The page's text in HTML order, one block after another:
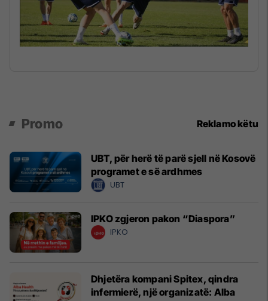
Promo Reklamo këtu
UBT, për herë të parë sjell në Kosovë
programet e së ardhmes
UBT
IPKO zgjeron pakon “Diaspora”
IPKO
Dhjetëra kompani Spitex, qindra
infermierë, një organizatë: Alba